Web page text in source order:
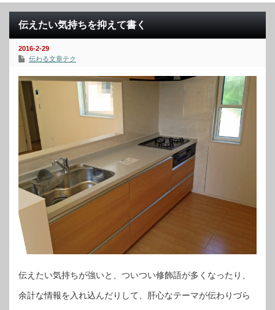
伝えたい気持ちを抑えて書く
2016-2-29
伝わる文章テク
伝えたい気持ちが強いと、ついつい修飾語が多くなったり、
余計な情報を入れ込んだりして、肝心なテーマが伝わりづら